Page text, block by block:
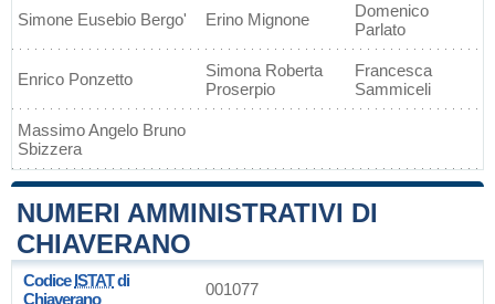
Simone Eusebio Bergo' Erino Mignone
Domenico
Parlato
Enrico Ponzetto
Simona Roberta
Proserpio
Francesca
Sammiceli
Massimo Angelo Bruno
Sbizzera
NUMERI AMMINISTRATIVI DI
CHIAVERANO
CodiceISTATdi
Chiaverano
001077